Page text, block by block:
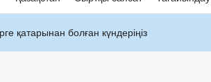
қатарынан болған күндеріңіз